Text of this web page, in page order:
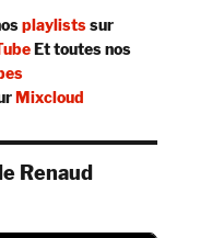
playlistssur
Et toutes nos
Mixcloud
Renaud